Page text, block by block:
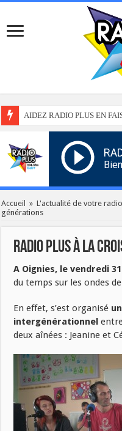
AIDEZ RADIO PLUS EN
Accueil » L'actualité de votre radio
générations
RADIO PLUS à la
A Oignies, le vendredi
du temps sur les ondes
En effet, s’est organisé
intergénérationnel
deux aînées : Jeanine et